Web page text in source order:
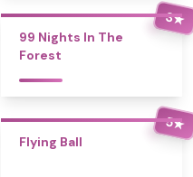
3★
99 Nights In The
Forest
5★
Flying Ball